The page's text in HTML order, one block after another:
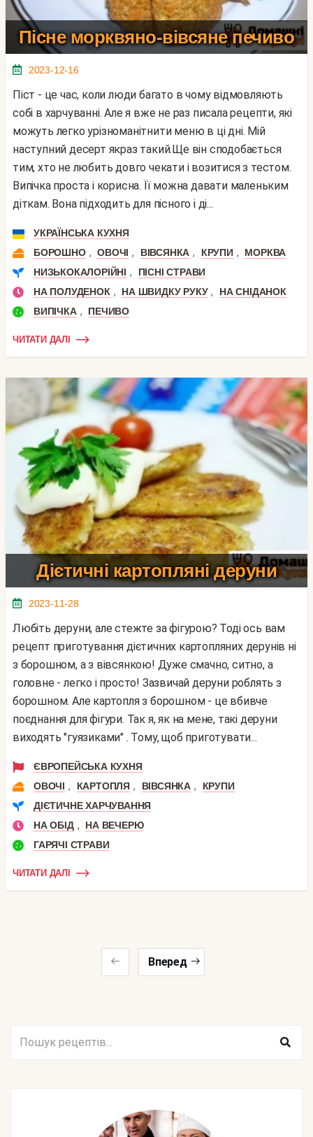
Пісне морквяно-вівсяне печиво
2023-12-16
Піст - це час, коли люди багато в чому відмовляють
собі в харчуванні. Але я вже не раз писала рецепти, які
можуть легко урізноманітнити меню в ці дні. Мій
наступний десерт якраз такий.Ще він сподобається
тим, хто не любить довго чекати і возитися з тестом.
Випічка проста і корисна. Її можна давати маленьким
діткам. Вона підходить для пісного і ді...
УКРАЇНСЬКА КУХНЯ
БОРОШНО , ОВОЧІ , ВІВСЯНКА , КРУПИ ,
МОРКВА
НИЗЬКОКАЛОРІЙНІ ,
ПІСНІ СТРАВИ
НА ПОЛУДЕНОК , НА ШВИДКУ РУКУ ,
НА СНІДАНОК
ВИПІЧКА , ПЕЧИВО
ЧИТАТИ ДАЛІ
Дієтичні картопляні деруни
2023-11-28
Любіть деруни, але стежте за фігурою? Тоді ось вам
рецепт приготування дієтичних картопляних дерунів ні
з борошном, а з вівсянкою! Дуже смачно, ситно, а
головне - легко і просто! Зазвичай деруни роблять з
борошном. Але картопля з борошном - це вбивче
поєднання для фігури. Так я, як на мене, такі деруни
виходять "гуязиками" . Тому, щоб приготувати...
ЄВРОПЕЙСЬКА КУХНЯ
ОВОЧІ , КАРТОПЛЯ , ВІВСЯНКА ,
КРУПИ
ДІЄТИЧНЕ ХАРЧУВАННЯ
НА ОБІД ,
НА ВЕЧЕРЮ
ГАРЯЧІ СТРАВИ
ЧИТАТИ ДАЛІ
Вперед